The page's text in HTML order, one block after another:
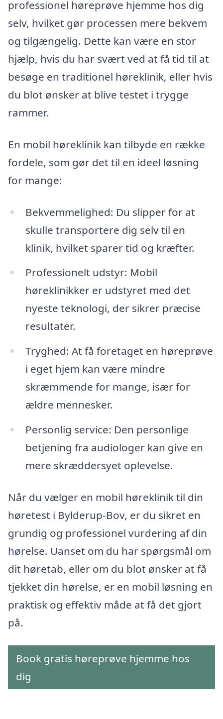
professionel høreprøve hjemme hos dig
selv, hvilket gør processen mere bekvem
og tilgængelig. Dette kan være en stor
hjælp, hvis du har svært ved at få tid til at
besøge en traditionel høreklinik, eller hvis
du blot ønsker at blive testet i trygge
rammer.
En mobil høreklinik kan tilbyde en række
fordele, som gør det til en ideel løsning
for mange:
Bekvemmelighed: Du slipper for at
skulle transportere dig selv til en
klinik, hvilket sparer tid og kræfter.
Professionelt udstyr: Mobil
høreklinikker er udstyret med det
nyeste teknologi, der sikrer præcise
resultater.
Tryghed: At få foretaget en høreprøve
i eget hjem kan være mindre
skræmmende for mange, især for
ældre mennesker.
Personlig service: Den personlige
betjening fra audiologer kan give en
mere skræddersyet oplevelse.
Når du vælger en mobil høreklinik til din
høretest i Bylderup-Bov, er du sikret en
grundig og professionel vurdering af din
hørelse. Uanset om du har spørgsmål om
dit høretab, eller om du blot ønsker at få
tjekket din hørelse, er en mobil løsning en
praktisk og effektiv måde at få det gjort
på.
Book gratis høreprøve hjemme hos
dig